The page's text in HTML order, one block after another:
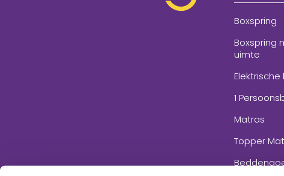
Boxspring
Boxspring
uimte
1
Matras
Topper